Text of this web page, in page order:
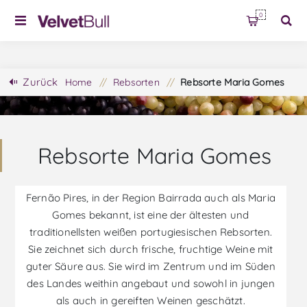
0
Zurück Home / Rebsorten / Rebsorte Maria Gomes
Rebsorte Maria Gomes
Fernão Pires, in der Region Bairrada auch als Maria
Gomes bekannt, ist eine der ältesten und
traditionellsten weißen portugiesischen Rebsorten.
Sie zeichnet sich durch frische, fruchtige Weine mit
guter Säure aus. Sie wird im Zentrum und im Süden
des Landes weithin angebaut und sowohl in jungen
als auch in gereiften Weinen geschätzt.